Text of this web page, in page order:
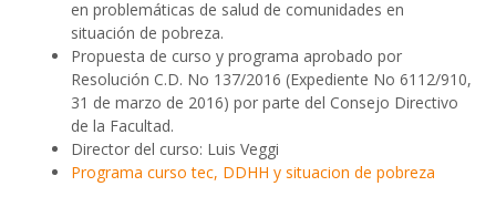
en problemáticas de salud de comunidades en
situación de pobreza.
Propuesta de curso y programa aprobado por
Resolución C.D. No 137/2016 (Expediente No 6112/910,
31 de marzo de 2016) por parte del Consejo Directivo
de la Facultad.
Director del curso: Luis Veggi
Programa curso tec, DDHH y situacion de pobreza